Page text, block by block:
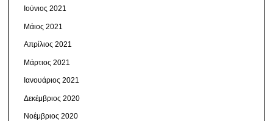
Ιούνιος 2021
Μάιος 2021
Απρίλιος 2021
Μάρτιος 2021
Ιανουάριος 2021
Δεκέμβριος 2020
Νοέμβριος 2020